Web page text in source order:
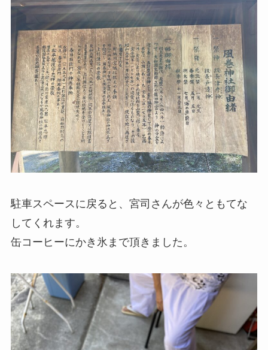
駐車スペースに戻ると、宮司さんが色々ともてな
してくれます。
缶コーヒーにかき氷まで頂きました。